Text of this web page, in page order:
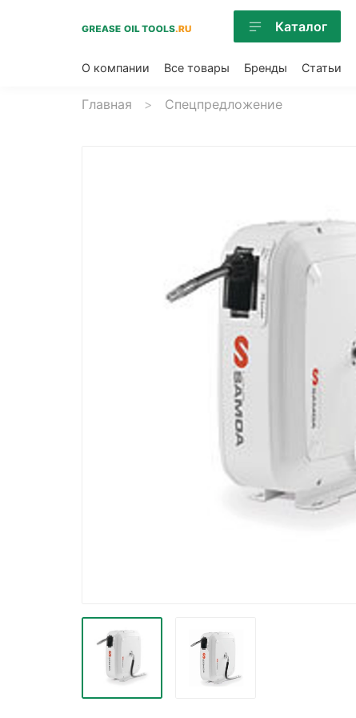
Каталог
О компании Все товары Бренды Статьи
Главная Спецпредложение